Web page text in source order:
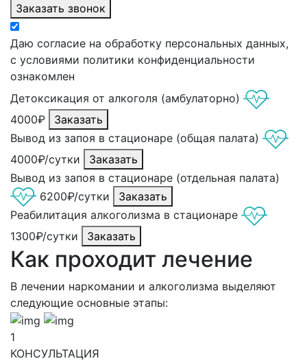
Заказать звонок
Даю согласие на обработку персональных данных,
с условиями политики конфиденциальности
ознакомлен
Детоксикация от алкоголя (амбулаторно)
4000₽
Заказать
Вывод из запоя в стационаре (общая палата)
4000₽/сутки
Заказать
Вывод из запоя в стационаре (отдельная палата)
6200₽/сутки
Заказать
Реабилитация алкоголизма в стационаре
1300₽/сутки
Заказать
Как проходит лечение
В лечении наркомании и алкоголизма выделяют
следующие основные этапы:
1
КОНСУЛЬТАЦИЯ